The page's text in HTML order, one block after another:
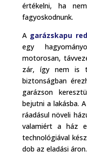
értékelni, ha
fagyoskodnunk.
A garázskapu
egy
motorosan,
zár, így nem is
biztonságban
garázson
bejutni a lakásba. A
ráadásul növeli
valamiért a ház
technológiával
dob az eladási